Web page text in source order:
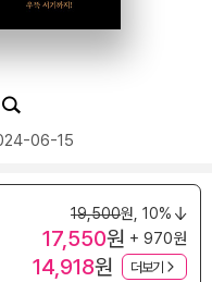
06-15
19,500원, 10%
17,550원 + 970원
14,918원 더보기